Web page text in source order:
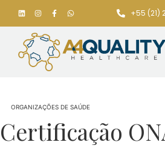
+55 (21)
ORGANIZAÇÕES DE SAÚDE
Certificação